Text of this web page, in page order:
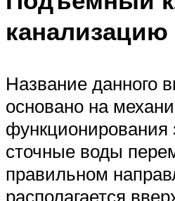
канализацию
Название данного
основано на
функционирования
сточные воды
правильном
располагается